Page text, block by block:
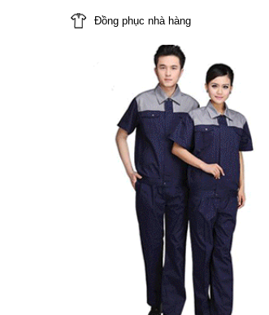
Đồng phục nhà hàng